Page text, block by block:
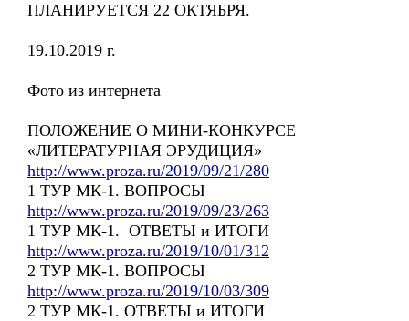
ПЛАНИРУЕТСЯ 22 ОКТЯБРЯ.
19.10.2019 г.
Фото из интернета
ПОЛОЖЕНИЕ О МИНИ-КОНКУРСЕ
«ЛИТЕРАТУРНАЯ ЭРУДИЦИЯ»
http://www.proza.ru/2019/09/21/280
1 ТУР МК-1. ВОПРОСЫ
http://www.proza.ru/2019/09/23/263
1 ТУР МК-1. ОТВЕТЫ и ИТОГИ
http://www.proza.ru/2019/10/01/312
2 ТУР МК-1. ВОПРОСЫ
http://www.proza.ru/2019/10/03/309
2 ТУР МК-1. ОТВЕТЫ и ИТОГИ